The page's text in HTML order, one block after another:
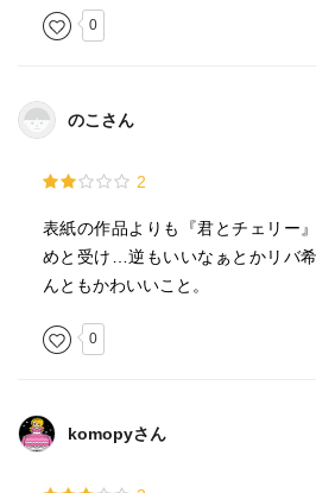
0
のこさん
2
表紙の作品よりも『君とチェリー
めと受け…逆もいいなぁとかリバ
んともかわいいこと。
0
komopyさん